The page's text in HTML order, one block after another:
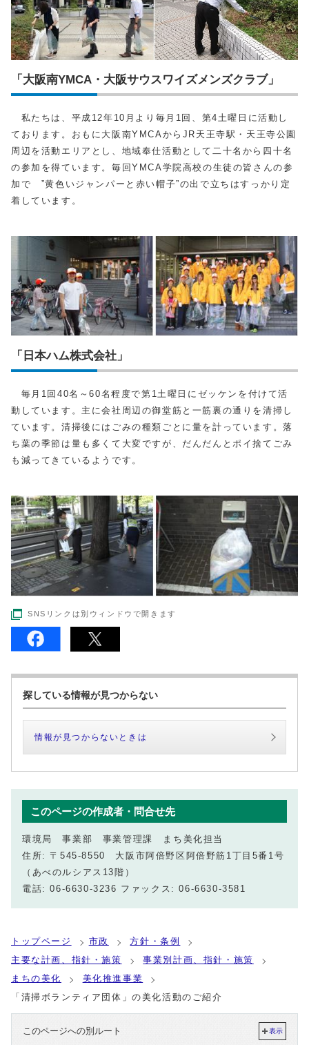
「大阪南YMCA・大阪サウスワイズメンズクラブ」
私たちは、平成12年10月より毎月1回、第4土曜日に活動し
ております。おもに大阪南YMCAからJR天王寺駅・天王寺公園
周辺を活動エリアとし、地域奉仕活動として二十名から四十名
の参加を得ています。毎回YMCA学院高校の生徒の皆さんの参
加で ”黄色いジャンパーと赤い帽子”の出で立ちはすっかり定
着しています。
「日本ハム株式会社」
毎月1回40名～60名程度で第1土曜日にゼッケンを付けて活
動しています。主に会社周辺の御堂筋と一筋裏の通りを清掃し
ています。清掃後にはごみの種類ごとに量を計っています。落
ち葉の季節は量も多くて大変ですが、だんだんとポイ捨てごみ
も減ってきているようです。
SNSリンクは別ウィンドウで開きます
探している情報が見つからない
情報が見つからないときは
このページの作成者・問合せ先
環境局 事業部 事業管理課 まち美化担当
住所: 〒545-8550 大阪市阿倍野区阿倍野筋1丁目5番1号
（あべのルシアス13階）
電話: 06-6630-3236 ファックス: 06-6630-3581
トップページ 市政
方針・条例
主要な計画、指針・施策
事業別計画、指針・施策
まちの美化
美化推進事業
「清掃ボランティア団体」の美化活動のご紹介
このページへの別ルート 表示